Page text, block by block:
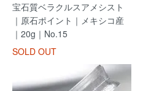
宝石質ベラクルスアメシスト
｜原石ポイント｜メキシコ産
｜20g｜No.15
SOLD OUT